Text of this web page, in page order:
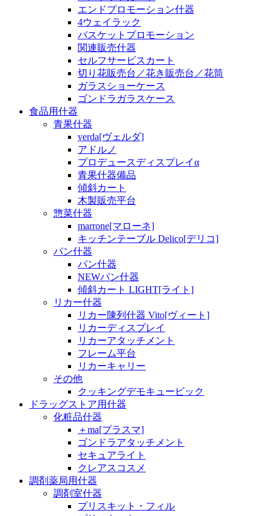
エンドプロモーション什器
4ウェイラック
バスケットプロモーション
関連販売什器
セルフサービスカート
切り花販売台／花き販売台／花筒
ガラスショーケース
ゴンドラガラスケース
食品用什器
青果什器
verda[ヴェルダ]
アドルノ
プロデュースディスプレイα
青果什器備品
傾斜カート
木製販売平台
惣菜什器
marrone[マローネ]
キッチンテーブル Delico[デリコ]
パン什器
パン什器
NEWパン什器
傾斜カート LIGHT[ライト]
リカー什器
リカー陳列什器 Vito[ヴィート]
リカーディスプレイ
リカーアタッチメント
フレーム平台
リカーキャリー
その他
クッキングデモキュービック
ドラッグストア用什器
化粧品什器
＋ma[プラスマ]
ゴンドラアタッチメント
セキュアライト
クレアスコスメ
調剤薬局用什器
調剤室什器
プリスキット・フィル